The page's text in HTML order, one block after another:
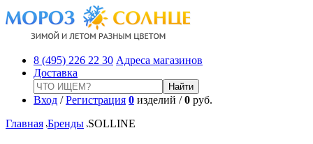
8 (495) 226 22 30 Адреса магазинов
Доставка
Вход /Регистрация 0 изделий /0 руб.
Главная Бренды SOLLINE